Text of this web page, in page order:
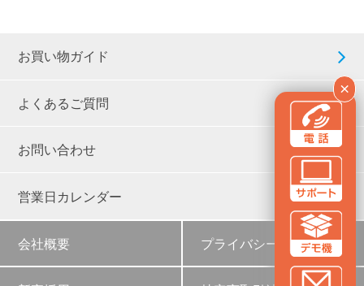
×
お買い物ガイド
よくあるご質問
お問い合わせ
営業日カレンダー
会社概要 プライバシーポリシー